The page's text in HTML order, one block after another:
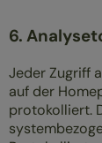
6.
Jeder Zugriff
auf der
protokolliert.